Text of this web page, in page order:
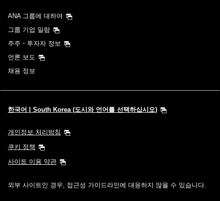
ANA 그룹에 대하여
그룹 기업 일람
주주・투자자 정보
언론 보도
채용 정보
한국어 | South Korea (도시와 언어를 선택하십시오)
개인정보 처리방침
쿠키 정책
사이트 이용 약관
외부 사이트인 경우, 접근성 가이드라인에 대응하지 않을 수 있습니다.